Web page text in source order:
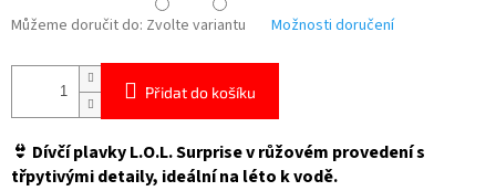
Můžeme doručit do: Zvolte variantu Možnosti doručení
Přidat do košíku
👙 Dívčí plavky L.O.L. Surprise v růžovém provedení s
třpytivými detaily, ideální na léto k vodě.